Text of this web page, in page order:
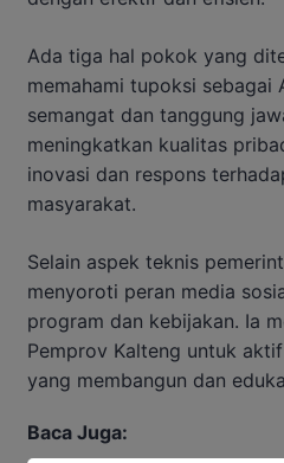
Ada tiga hal pokok yang
memahami tupoksi sebagai
semangat dan tanggung
meningkatkan kualitas
inovasi dan respons
masyarakat.
Selain aspek teknis
menyoroti peran media
program dan kebijakan. Ia
Pemprov Kalteng untuk
yang membangun dan
Baca Juga: